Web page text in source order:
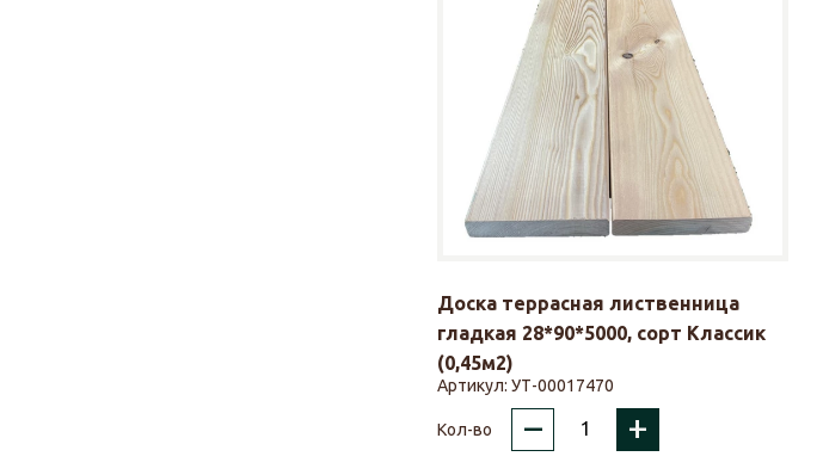
Доска террасная лиственница
гладкая 28*90*5000, сорт Классик
(0,45м2)
Артикул: УТ-00017470
Кол-во – +